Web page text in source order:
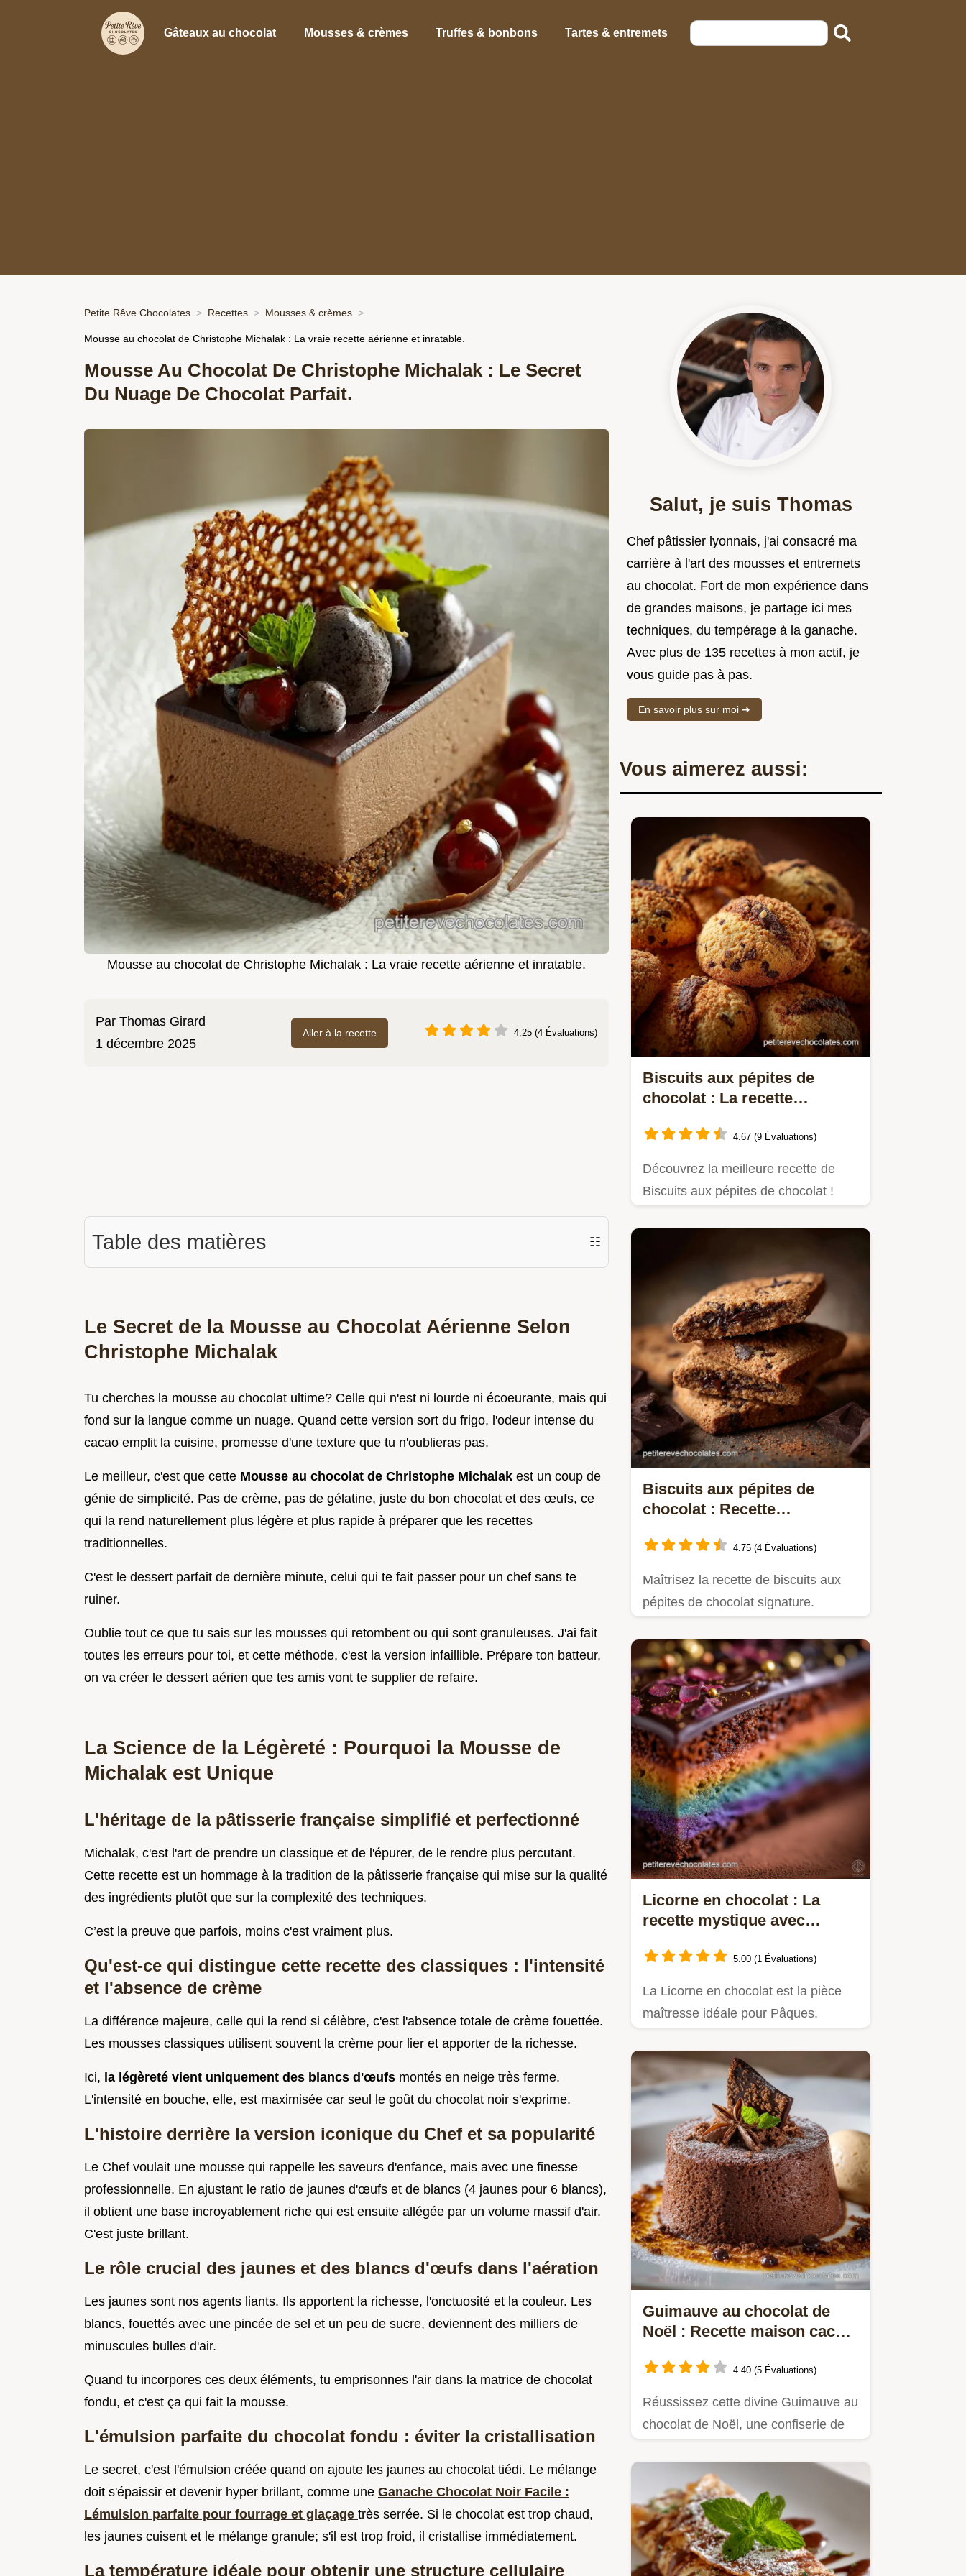
Gâteaux au chocolat Mousses & crèmes Truffes & bonbons Tartes & entremets
Petite Rêve Chocolates Recettes Mousses & crèmes
Mousse au chocolat de Christophe Michalak : La vraie recette aérienne et inratable.
Mousse Au Chocolat De Christophe Michalak : Le Secret
Du Nuage De Chocolat Parfait.
Mousse au chocolat de Christophe Michalak : La vraie recette aérienne et inratable.
Par Thomas Girard
1 décembre 2025
Aller à la recette 4.25 (4 Évaluations)
Table des matières ☷
Le Secret de la Mousse au Chocolat Aérienne Selon
Christophe Michalak
Tu cherches la mousse au chocolat ultime? Celle qui n'est ni lourde ni écoeurante, mais qui
fond sur la langue comme un nuage. Quand cette version sort du frigo, l'odeur intense du
cacao emplit la cuisine, promesse d'une texture que tu n'oublieras pas.
Le meilleur, c'est que cette Mousse au chocolat de Christophe Michalak est un coup de
génie de simplicité. Pas de crème, pas de gélatine, juste du bon chocolat et des œufs, ce
qui la rend naturellement plus légère et plus rapide à préparer que les recettes
traditionnelles.
C'est le dessert parfait de dernière minute, celui qui te fait passer pour un chef sans te
ruiner.
Oublie tout ce que tu sais sur les mousses qui retombent ou qui sont granuleuses. J'ai fait
toutes les erreurs pour toi, et cette méthode, c'est la version infaillible. Prépare ton batteur,
on va créer le dessert aérien que tes amis vont te supplier de refaire.
La Science de la Légèreté : Pourquoi la Mousse de
Michalak est Unique
L'héritage de la pâtisserie française simplifié et perfectionné
Michalak, c'est l'art de prendre un classique et de l'épurer, de le rendre plus percutant.
Cette recette est un hommage à la tradition de la pâtisserie française qui mise sur la qualité
des ingrédients plutôt que sur la complexité des techniques.
C’est la preuve que parfois, moins c'est vraiment plus.
Qu'est-ce qui distingue cette recette des classiques : l'intensité
et l'absence de crème
La différence majeure, celle qui la rend si célèbre, c'est l'absence totale de crème fouettée.
Les mousses classiques utilisent souvent la crème pour lier et apporter de la richesse.
Ici, la légèreté vient uniquement des blancs d'œufs montés en neige très ferme.
L'intensité en bouche, elle, est maximisée car seul le goût du chocolat noir s'exprime.
L'histoire derrière la version iconique du Chef et sa popularité
Le Chef voulait une mousse qui rappelle les saveurs d'enfance, mais avec une finesse
professionnelle. En ajustant le ratio de jaunes d'œufs et de blancs (4 jaunes pour 6 blancs),
il obtient une base incroyablement riche qui est ensuite allégée par un volume massif d'air.
C'est juste brillant.
Le rôle crucial des jaunes et des blancs d'œufs dans l'aération
Les jaunes sont nos agents liants. Ils apportent la richesse, l'onctuosité et la couleur. Les
blancs, fouettés avec une pincée de sel et un peu de sucre, deviennent des milliers de
minuscules bulles d'air.
Quand tu incorpores ces deux éléments, tu emprisonnes l'air dans la matrice de chocolat
fondu, et c'est ça qui fait la mousse.
L'émulsion parfaite du chocolat fondu : éviter la cristallisation
Le secret, c'est l'émulsion créée quand on ajoute les jaunes au chocolat tiédi. Le mélange
doit s'épaissir et devenir hyper brillant, comme une Ganache Chocolat Noir Facile :
Lémulsion parfaite pour fourrage et glaçage très serrée. Si le chocolat est trop chaud,
les jaunes cuisent et le mélange granule; s'il est trop froid, il cristallise immédiatement.
La température idéale pour obtenir une structure cellulaire
Salut, je suis Thomas
Chef pâtissier lyonnais, j'ai consacré ma
carrière à l'art des mousses et entremets
au chocolat. Fort de mon expérience dans
de grandes maisons, je partage ici mes
techniques, du tempérage à la ganache.
Avec plus de 135 recettes à mon actif, je
vous guide pas à pas.
En savoir plus sur moi ➜
Vous aimerez aussi:
Biscuits aux pépites de
chocolat : La recette
4.67 (9 Évaluations)
Découvrez la meilleure recette de
Biscuits aux pépites de chocolat !
Biscuits aux pépites de
chocolat : Recette
4.75 (4 Évaluations)
Maîtrisez la recette de biscuits aux
pépites de chocolat signature.
Licorne en chocolat : La
recette mystique avec
5.00 (1 Évaluations)
La Licorne en chocolat est la pièce
maîtresse idéale pour Pâques.
Guimauve au chocolat de
Noël : Recette maison cacao
4.40 (5 Évaluations)
Réussissez cette divine Guimauve au
chocolat de Noël, une confiserie de